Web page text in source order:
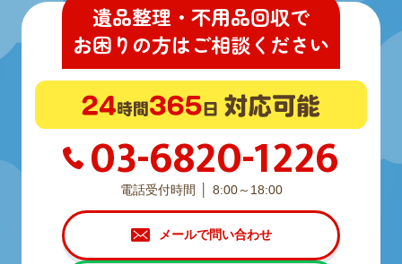
遺品整理・不用品回収で
お困りの方はご相談ください
03-6820-1226
電話受付時間 8:00～18:00
メールで問い合わせ